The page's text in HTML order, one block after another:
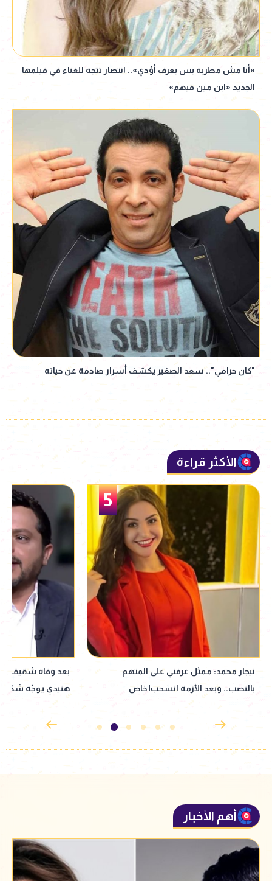
«أنا مش مطربة بس بعرف أؤدي».. انتصار تتجه للغناء في فيلمها
الجديد «ابن مين فيهم»
"كان حرامي".. سعد الصغير يكشف أسرار صادمة عن حياته
الأكثر قراءة
5
نيجار محمد: ممثل عرفني على المتهم
بالنصب.. وبعد الأزمة انسحب| خاص
هنيدي يوجّه شكر
الجنازة
أهم الأخبار